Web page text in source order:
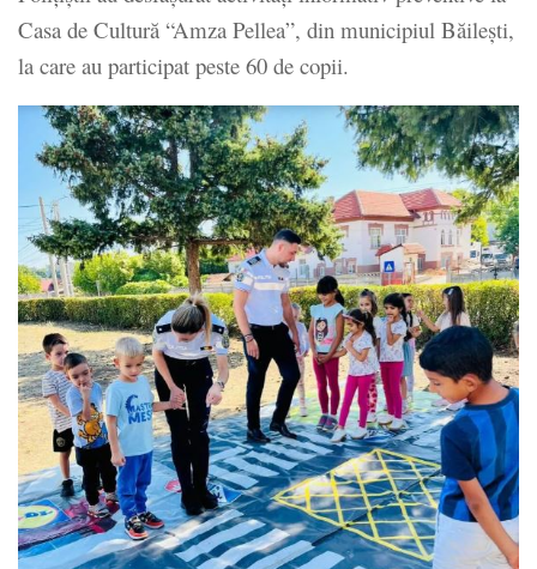
Casa de Cultură “Amza Pellea”, din municipiul Băilești,
la care au participat peste 60 de copii.